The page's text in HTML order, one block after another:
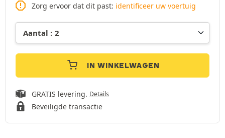
Zorg ervoor dat dit past: identificeer uw voertuig
IN WINKELWAGEN
GRATIS levering. Details
Beveiligde transactie